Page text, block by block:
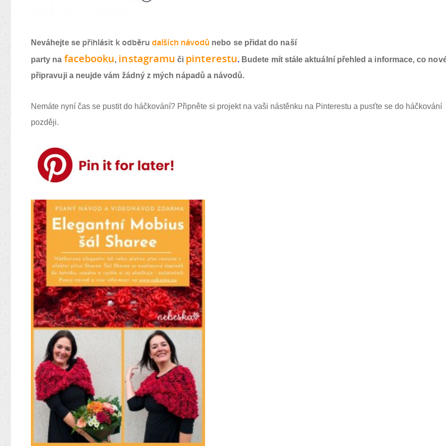
Neváhejte se přihlásit k odběru dalších návodů nebo se přidat do naší
party na facebooku, instagramu či pinterestu. Budete mít stále aktuální přehled a informace, co
připravuji a neujde vám žádný z mých nápadů a návodů.
Nemáte nyní čas se pustit do háčkování? Připněte si projekt na vaši nástěnku na Pinterestu a pusťte se do háčkování
později.